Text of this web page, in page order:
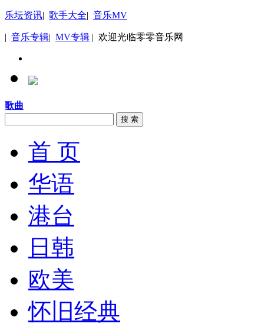
乐坛资讯| 歌手大全| 音乐MV
| 音乐专辑| MV专辑 | 欢迎光临零零音乐网
歌曲
搜 索
首 页
华语
港台
日韩
欧美
怀旧经典